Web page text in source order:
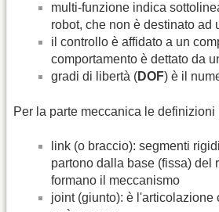
multi-funzione indica
robot, che non è destinato ad
il controllo è affidato a un
comportamento è dettato da
gradi di libertà (DOF) è il
Per la parte meccanica le
link (o braccio): segmenti
partono dalla base (fissa) del
formano il meccanismo
joint (giunto): è